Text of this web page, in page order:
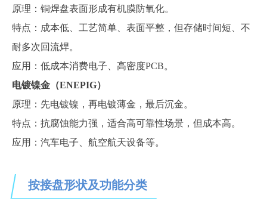
原理：铜焊盘表面形成有机膜防氧化。
特点：成本低、工艺简单、表面平整，但存储时间短、不
耐多次回流焊。
应用：低成本消费电子、高密度PCB。
电镀镍金（ENEPIG）
原理：先电镀镍，再电镀薄金，最后沉金。
特点：抗腐蚀能力强，适合高可靠性场景，但成本高。
应用：汽车电子、航空航天设备等。
按接盘形状及功能分类